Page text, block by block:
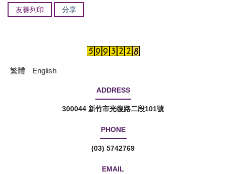
友善列印 分享
繁體 English
ADDRESS
300044 新竹市光復路二段101號
PHONE
(03) 5742769
EMAIL